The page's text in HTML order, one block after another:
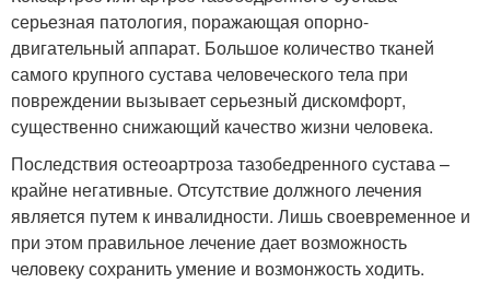
серьезная патология, поражающая опорно-
двигательный аппарат. Большое количество тканей
самого крупного сустава человеческого тела при
повреждении вызывает серьезный дискомфорт,
существенно снижающий качество жизни человека.
Последствия остеоартроза тазобедренного сустава –
крайне негативные. Отсутствие должного лечения
является путем к инвалидности. Лишь своевременное и
при этом правильное лечение дает возможность
человеку сохранить умение и возмонжость ходить.